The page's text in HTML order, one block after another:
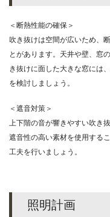
＜断熱性能の確保＞
吹き抜けは空間が広いため、
とがあります。天井や壁、窓
き抜けに面した大きな窓には
を検討しましょう。
＜遮音対策＞
上下階の音が響きやすい吹き
遮音性の高い素材を使用する
工夫を行いましょう。
照明計画